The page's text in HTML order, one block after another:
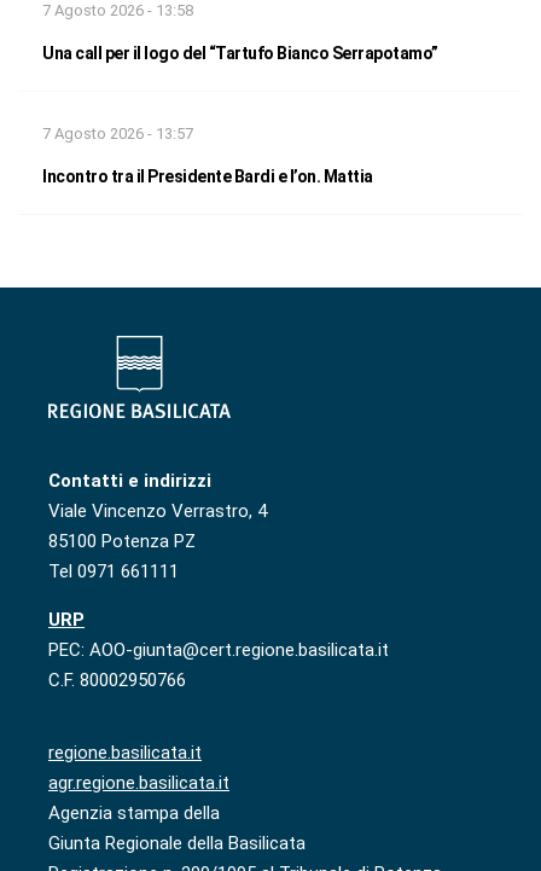
7 Agosto 2026 - 13:58
Una call per il logo del “Tartufo Bianco Serrapotamo”
7 Agosto 2026 - 13:57
Incontro tra il Presidente Bardi e l’on. Mattia
Contatti e indirizzi
Viale Vincenzo Verrastro, 4
85100 Potenza PZ
Tel 0971 661111
URP
PEC: AOO-giunta@cert.regione.basilicata.it
C.F. 80002950766
regione.basilicata.it
agr.regione.basilicata.it
Agenzia stampa della
Giunta Regionale della Basilicata